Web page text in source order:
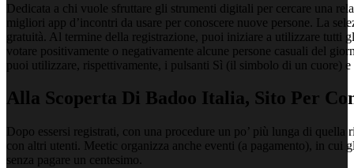
Dedicata a chi vuole sfruttare gli strumenti digitali per cercare una
migliori app d’incontri da usare per conoscere nuove persone. La
gratuità. Al termine della registrazione, puoi iniziare a utilizzare tutti
votare positivamente o negativamente alcune persone casuali del
puoi utilizzare, rispettivamente, i pulsanti Sì (il simbolo di un cuore)
Alla Scoperta Di Badoo Italia, Sito Per
Dopo essersi registrati, con una procedure un po’ più lunga di
con altri utenti. Meetic organizza anche eventi (a pagamento), in cui
senza pagare un centesimo.